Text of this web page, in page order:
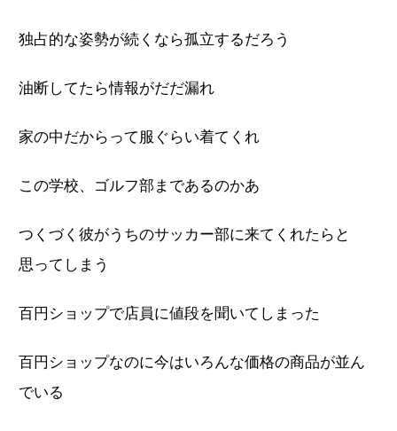
独占的な姿勢が続くなら孤立するだろう
油断してたら情報がだだ漏れ
家の中だからって服ぐらい着てくれ
この学校、ゴルフ部まであるのかあ
つくづく彼がうちのサッカー部に来てくれたらと
思ってしまう
百円ショップで店員に値段を聞いてしまった
百円ショップなのに今はいろんな価格の商品が並ん
でいる